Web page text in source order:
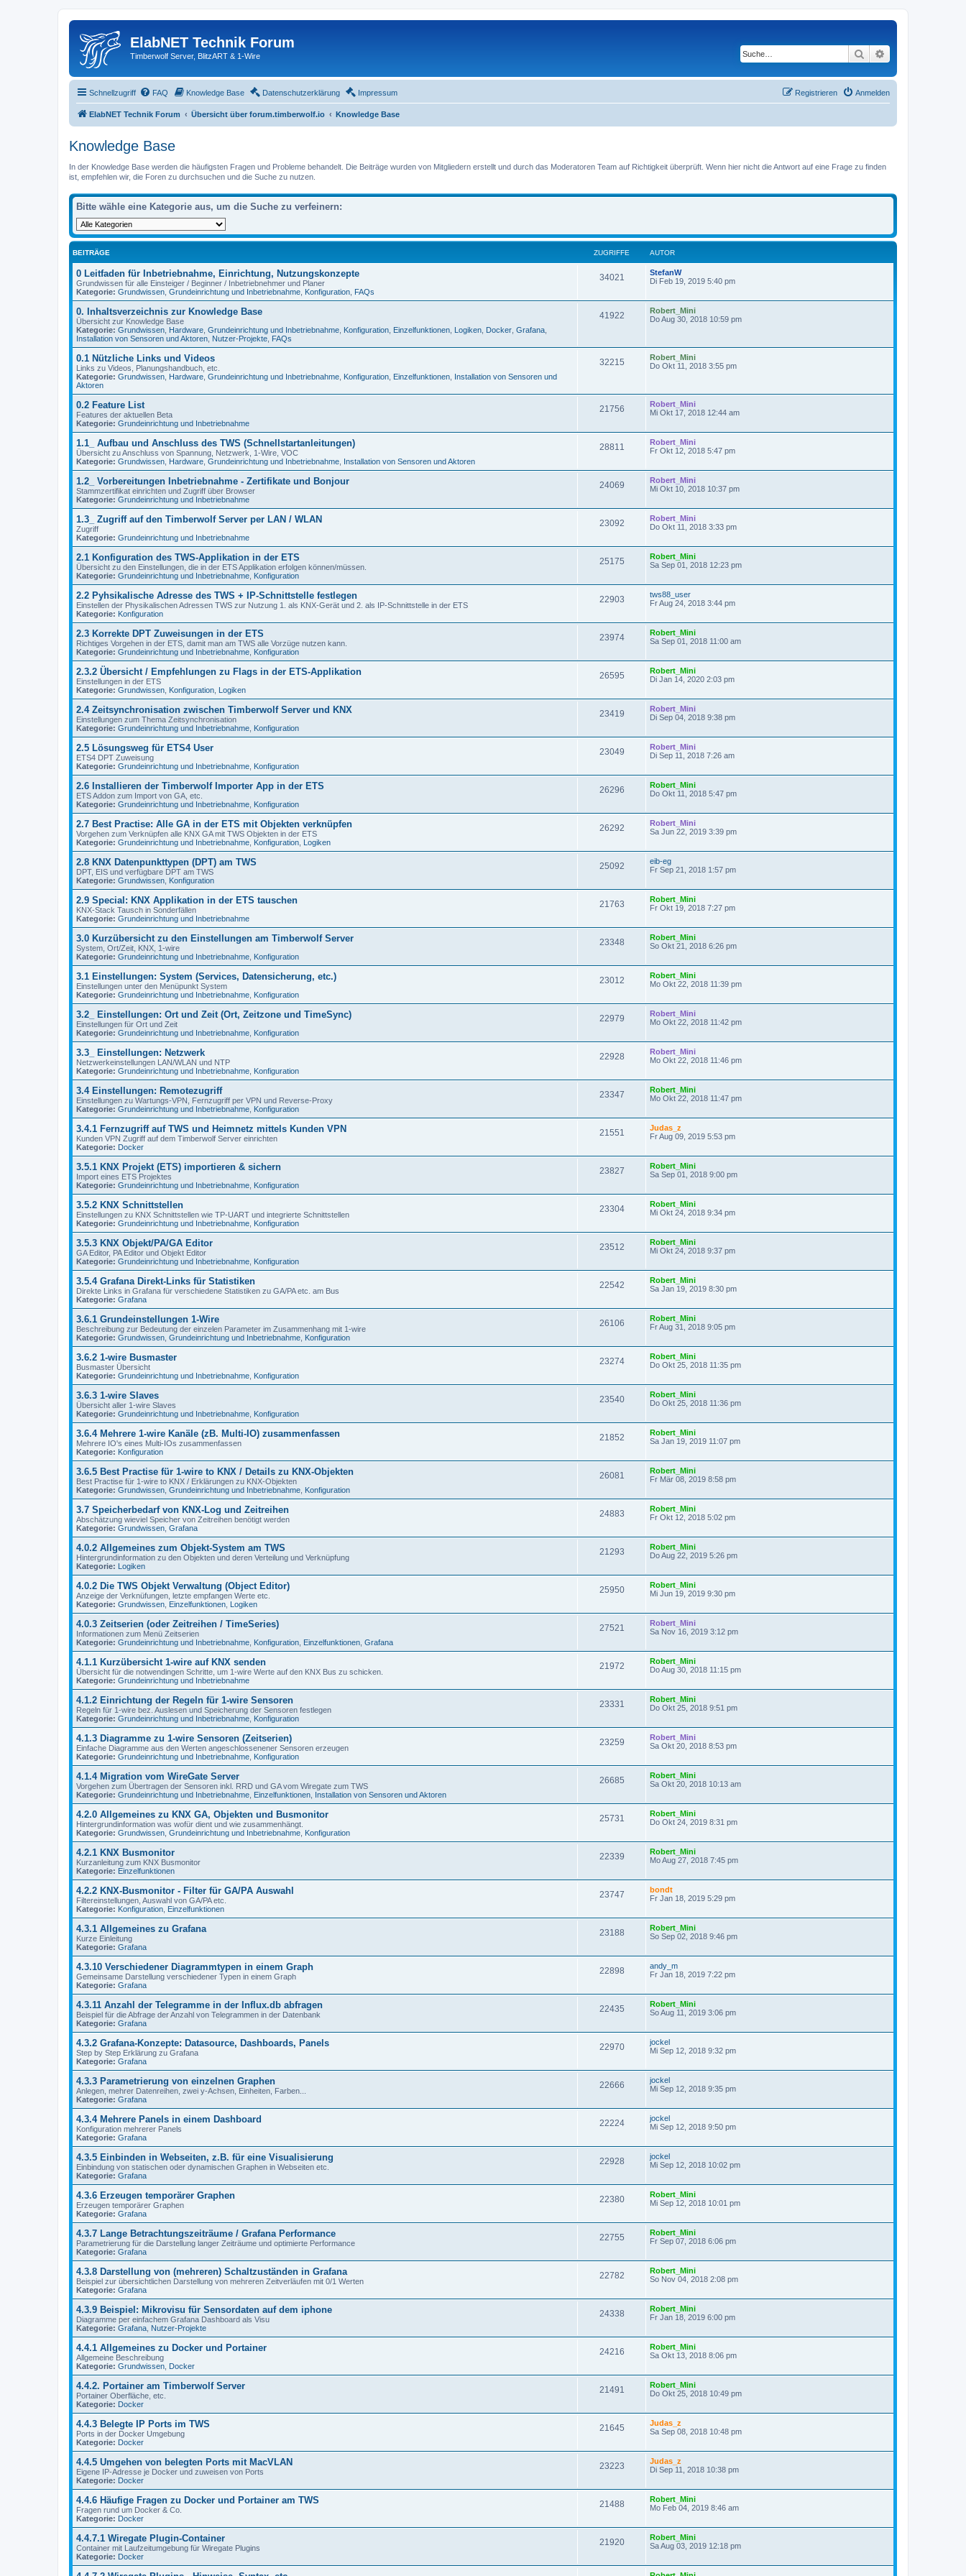
ElabNET Technik Forum
Timberwolf Server, BlitzART & 1-Wire Suche
Schnellzugriff FAQ Knowledge Base Datenschutzerklärung Impressum Anmelden
Registrieren
ElabNET Technik Forum Übersicht über forum.timberwolf.io Knowledge Base
Knowledge Base
In der Knowledge Base werden die häufigsten Fragen und Probleme behandelt. Die Beiträge wurden von Mitgliedern erstellt und durch das Moderatoren Team auf Richtigkeit überprüft. Wenn hier nicht die Antwort auf eine Frage zu finden
ist, empfehlen wir, die Foren zu durchsuchen und die Suche zu nutzen.
Bitte wähle eine Kategorie aus, um die Suche zu verfeinern:
BEITRÄGE ZUGRIFFE AUTOR
0 Leitfaden für Inbetriebnahme, Einrichtung, Nutzungskonzepte
Grundwissen für alle Einsteiger / Beginner / Inbetriebnehmer und Planer
Kategorie: Grundwissen Grundeinrichtung und Inbetriebnahme Konfiguration FAQs
34021
StefanW
Di Feb 19, 2019 5:40 pm
0. Inhaltsverzeichnis zur Knowledge Base
Übersicht zur Knowledge Base
Kategorie: Grundwissen Hardware Grundeinrichtung und Inbetriebnahme Konfiguration Einzelfunktionen Logiken Docker Grafana
Installation von Sensoren und Aktoren Nutzer-Projekte FAQs
41922
Robert_Mini
Do Aug 30, 2018 10:59 pm
0.1 Nützliche Links und Videos
Links zu Videos, Planungshandbuch, etc.
Kategorie: Grundwissen Hardware Grundeinrichtung und Inbetriebnahme Konfiguration Einzelfunktionen Installation von Sensoren und
Aktoren
32215
Robert_Mini
Do Okt 11, 2018 3:55 pm
0.2 Feature List
Features der aktuellen Beta
Kategorie: Grundeinrichtung und Inbetriebnahme
21756
Robert_Mini
Mi Okt 17, 2018 12:44 am
1.1_ Aufbau und Anschluss des TWS (Schnellstartanleitungen)
Übersicht zu Anschluss von Spannung, Netzwerk, 1-Wire, VOC
Kategorie: Grundwissen Hardware Grundeinrichtung und Inbetriebnahme Installation von Sensoren und Aktoren
28811
Robert_Mini
Fr Okt 12, 2018 5:47 pm
1.2_ Vorbereitungen Inbetriebnahme - Zertifikate und Bonjour
Stammzertifikat einrichten und Zugriff über Browser
Kategorie: Grundeinrichtung und Inbetriebnahme
24069
Robert_Mini
Mi Okt 10, 2018 10:37 pm
1.3_ Zugriff auf den Timberwolf Server per LAN / WLAN
Zugriff
Kategorie: Grundeinrichtung und Inbetriebnahme
23092
Robert_Mini
Do Okt 11, 2018 3:33 pm
2.1 Konfiguration des TWS-Applikation in der ETS
Übersicht zu den Einstellungen, die in der ETS Applikation erfolgen können/müssen.
Kategorie: Grundeinrichtung und Inbetriebnahme Konfiguration
25175
Robert_Mini
Sa Sep 01, 2018 12:23 pm
2.2 Pyhsikalische Adresse des TWS + IP-Schnittstelle festlegen
Einstellen der Physikalischen Adressen TWS zur Nutzung 1. als KNX-Gerät und 2. als IP-Schnittstelle in der ETS
Kategorie: Konfiguration
22903
tws88_user
Fr Aug 24, 2018 3:44 pm
2.3 Korrekte DPT Zuweisungen in der ETS
Richtiges Vorgehen in der ETS, damit man am TWS alle Vorzüge nutzen kann.
Kategorie: Grundeinrichtung und Inbetriebnahme Konfiguration
23974
Robert_Mini
Sa Sep 01, 2018 11:00 am
2.3.2 Übersicht / Empfehlungen zu Flags in der ETS-Applikation
Einstellungen in der ETS
Kategorie: Grundwissen Konfiguration Logiken
26595
Robert_Mini
Di Jan 14, 2020 2:03 pm
2.4 Zeitsynchronisation zwischen Timberwolf Server und KNX
Einstellungen zum Thema Zeitsynchronisation
Kategorie: Grundeinrichtung und Inbetriebnahme Konfiguration
23419
Robert_Mini
Di Sep 04, 2018 9:38 pm
2.5 Lösungsweg für ETS4 User
ETS4 DPT Zuweisung
Kategorie: Grundeinrichtung und Inbetriebnahme Konfiguration
23049
Robert_Mini
Di Sep 11, 2018 7:26 am
2.6 Installieren der Timberwolf Importer App in der ETS
ETS Addon zum Import von GA, etc.
Kategorie: Grundeinrichtung und Inbetriebnahme Konfiguration
26296
Robert_Mini
Do Okt 11, 2018 5:47 pm
2.7 Best Practise: Alle GA in der ETS mit Objekten verknüpfen
Vorgehen zum Verknüpfen alle KNX GA mit TWS Objekten in der ETS
Kategorie: Grundeinrichtung und Inbetriebnahme Konfiguration Logiken
26292
Robert_Mini
Sa Jun 22, 2019 3:39 pm
2.8 KNX Datenpunkttypen (DPT) am TWS
DPT, EIS und verfügbare DPT am TWS
Kategorie: Grundwissen Konfiguration
25092
eib-eg
Fr Sep 21, 2018 1:57 pm
2.9 Special: KNX Applikation in der ETS tauschen
KNX-Stack Tausch in Sonderfällen
Kategorie: Grundeinrichtung und Inbetriebnahme
21763
Robert_Mini
Fr Okt 19, 2018 7:27 pm
3.0 Kurzübersicht zu den Einstellungen am Timberwolf Server
System, Ort/Zeit, KNX, 1-wire
Kategorie: Grundeinrichtung und Inbetriebnahme Konfiguration
23348
Robert_Mini
So Okt 21, 2018 6:26 pm
3.1 Einstellungen: System (Services, Datensicherung, etc.)
Einstellungen unter den Menüpunkt System
Kategorie: Grundeinrichtung und Inbetriebnahme Konfiguration
23012
Robert_Mini
Mo Okt 22, 2018 11:39 pm
3.2_ Einstellungen: Ort und Zeit (Ort, Zeitzone und TimeSync)
Einstellungen für Ort und Zeit
Kategorie: Grundeinrichtung und Inbetriebnahme Konfiguration
22979
Robert_Mini
Mo Okt 22, 2018 11:42 pm
3.3_ Einstellungen: Netzwerk
Netzwerkeinstellungen LAN/WLAN und NTP
Kategorie: Grundeinrichtung und Inbetriebnahme Konfiguration
22928
Robert_Mini
Mo Okt 22, 2018 11:46 pm
3.4 Einstellungen: Remotezugriff
Einstellungen zu Wartungs-VPN, Fernzugriff per VPN und Reverse-Proxy
Kategorie: Grundeinrichtung und Inbetriebnahme Konfiguration
23347
Robert_Mini
Mo Okt 22, 2018 11:47 pm
3.4.1 Fernzugriff auf TWS und Heimnetz mittels Kunden VPN
Kunden VPN Zugriff auf dem Timberwolf Server einrichten
Kategorie: Docker
21551
Judas_z
Fr Aug 09, 2019 5:53 pm
3.5.1 KNX Projekt (ETS) importieren & sichern
Import eines ETS Projektes
Kategorie: Grundeinrichtung und Inbetriebnahme Konfiguration
23827
Robert_Mini
Sa Sep 01, 2018 9:00 pm
3.5.2 KNX Schnittstellen
Einstellungen zu KNX Schnittstellen wie TP-UART und integrierte Schnittstellen
Kategorie: Grundeinrichtung und Inbetriebnahme Konfiguration
23304
Robert_Mini
Mi Okt 24, 2018 9:34 pm
3.5.3 KNX Objekt/PA/GA Editor
GA Editor, PA Editor und Objekt Editor
Kategorie: Grundeinrichtung und Inbetriebnahme Konfiguration
23512
Robert_Mini
Mi Okt 24, 2018 9:37 pm
3.5.4 Grafana Direkt-Links für Statistiken
Direkte Links in Grafana für verschiedene Statistiken zu GA/PA etc. am Bus
Kategorie: Grafana
22542
Robert_Mini
Sa Jan 19, 2019 8:30 pm
3.6.1 Grundeinstellungen 1-Wire
Beschreibung zur Bedeutung der einzelen Parameter im Zusammenhang mit 1-wire
Kategorie: Grundwissen Grundeinrichtung und Inbetriebnahme Konfiguration
26106
Robert_Mini
Fr Aug 31, 2018 9:05 pm
3.6.2 1-wire Busmaster
Busmaster Übersicht
Kategorie: Grundeinrichtung und Inbetriebnahme Konfiguration
23274
Robert_Mini
Do Okt 25, 2018 11:35 pm
3.6.3 1-wire Slaves
Übersicht aller 1-wire Slaves
Kategorie: Grundeinrichtung und Inbetriebnahme Konfiguration
23540
Robert_Mini
Do Okt 25, 2018 11:36 pm
3.6.4 Mehrere 1-wire Kanäle (zB. Multi-IO) zusammenfassen
Mehrere IO's eines Multi-IOs zusammenfassen
Kategorie: Konfiguration
21852
Robert_Mini
Sa Jan 19, 2019 11:07 pm
3.6.5 Best Practise für 1-wire to KNX / Details zu KNX-Objekten
Best Practise für 1-wire to KNX / Erklärungen zu KNX-Objekten
Kategorie: Grundwissen Grundeinrichtung und Inbetriebnahme Konfiguration
26081
Robert_Mini
Fr Mär 08, 2019 8:58 pm
3.7 Speicherbedarf von KNX-Log und Zeitreihen
Abschätzung wieviel Speicher von Zeitreihen benötigt werden
Kategorie: Grundwissen Grafana
24883
Robert_Mini
Fr Okt 12, 2018 5:02 pm
4.0.2 Allgemeines zum Objekt-System am TWS
Hintergrundinformation zu den Objekten und deren Verteilung und Verknüpfung
Kategorie: Logiken
21293
Robert_Mini
Do Aug 22, 2019 5:26 pm
4.0.2 Die TWS Objekt Verwaltung (Object Editor)
Anzeige der Verknüfungen, letzte empfangen Werte etc.
Kategorie: Grundwissen Einzelfunktionen Logiken
25950
Robert_Mini
Mi Jun 19, 2019 9:30 pm
4.0.3 Zeitserien (oder Zeitreihen / TimeSeries)
Informationen zum Menü Zeitserien
Kategorie: Grundeinrichtung und Inbetriebnahme Konfiguration Einzelfunktionen Grafana
27521
Robert_Mini
Sa Nov 16, 2019 3:12 pm
4.1.1 Kurzübersicht 1-wire auf KNX senden
Übersicht für die notwendingen Schritte, um 1-wire Werte auf den KNX Bus zu schicken.
Kategorie: Grundeinrichtung und Inbetriebnahme
21972
Robert_Mini
Do Aug 30, 2018 11:15 pm
4.1.2 Einrichtung der Regeln für 1-wire Sensoren
Regeln für 1-wire bez. Auslesen und Speicherung der Sensoren festlegen
Kategorie: Grundeinrichtung und Inbetriebnahme Konfiguration
23331
Robert_Mini
Do Okt 25, 2018 9:51 pm
4.1.3 Diagramme zu 1-wire Sensoren (Zeitserien)
Einfache Diagramme aus den Werten angeschlossenener Sensoren erzeugen
Kategorie: Grundeinrichtung und Inbetriebnahme Konfiguration
23259
Robert_Mini
Sa Okt 20, 2018 8:53 pm
4.1.4 Migration vom WireGate Server
Vorgehen zum Übertragen der Sensoren inkl. RRD und GA vom Wiregate zum TWS
Kategorie: Grundeinrichtung und Inbetriebnahme Einzelfunktionen Installation von Sensoren und Aktoren
26685
Robert_Mini
Sa Okt 20, 2018 10:13 am
4.2.0 Allgemeines zu KNX GA, Objekten und Busmonitor
Hintergrundinformation was wofür dient und wie zusammenhängt.
Kategorie: Grundwissen Grundeinrichtung und Inbetriebnahme Konfiguration
25731
Robert_Mini
Do Okt 24, 2019 8:31 pm
4.2.1 KNX Busmonitor
Kurzanleitung zum KNX Busmonitor
Kategorie: Einzelfunktionen
22339
Robert_Mini
Mo Aug 27, 2018 7:45 pm
4.2.2 KNX-Busmonitor - Filter für GA/PA Auswahl
Filtereinstellungen, Auswahl von GA/PA etc.
Kategorie: Konfiguration Einzelfunktionen
23747
bondt
Fr Jan 18, 2019 5:29 pm
4.3.1 Allgemeines zu Grafana
Kurze Einleitung
Kategorie: Grafana
23188
Robert_Mini
So Sep 02, 2018 9:46 pm
4.3.10 Verschiedener Diagrammtypen in einem Graph
Gemeinsame Darstellung verschiedener Typen in einem Graph
Kategorie: Grafana
22898
andy_m
Fr Jan 18, 2019 7:22 pm
4.3.11 Anzahl der Telegramme in der Influx.db abfragen
Beispiel für die Abfrage der Anzahl von Telegrammen in der Datenbank
Kategorie: Grafana
22435
Robert_Mini
So Aug 11, 2019 3:06 pm
4.3.2 Grafana-Konzepte: Datasource, Dashboards, Panels
Step by Step Erklärung zu Grafana
Kategorie: Grafana
22970
jockel
Mi Sep 12, 2018 9:32 pm
4.3.3 Parametrierung von einzelnen Graphen
Anlegen, mehrer Datenreihen, zwei y-Achsen, Einheiten, Farben...
Kategorie: Grafana
22666
jockel
Mi Sep 12, 2018 9:35 pm
4.3.4 Mehrere Panels in einem Dashboard
Konfiguration mehrerer Panels
Kategorie: Grafana
22224
jockel
Mi Sep 12, 2018 9:50 pm
4.3.5 Einbinden in Webseiten, z.B. für eine Visualisierung
Einbindung von statischen oder dynamischen Graphen in Webseiten etc.
Kategorie: Grafana
22928
jockel
Mi Sep 12, 2018 10:02 pm
4.3.6 Erzeugen temporärer Graphen
Erzeugen temporärer Graphen
Kategorie: Grafana
22380
Robert_Mini
Mi Sep 12, 2018 10:01 pm
4.3.7 Lange Betrachtungszeiträume / Grafana Performance
Parametrierung für die Darstellung langer Zeiträume und optimierte Performance
Kategorie: Grafana
22755
Robert_Mini
Fr Sep 07, 2018 6:06 pm
4.3.8 Darstellung von (mehreren) Schaltzuständen in Grafana
Beispiel zur übersichtlichen Darstellung von mehreren Zeitverläufen mit 0/1 Werten
Kategorie: Grafana
22782
Robert_Mini
So Nov 04, 2018 2:08 pm
4.3.9 Beispiel: Mikrovisu für Sensordaten auf dem iphone
Diagramme per einfachem Grafana Dashboard als Visu
Kategorie: Grafana Nutzer-Projekte
24338
Robert_Mini
Fr Jan 18, 2019 6:00 pm
4.4.1 Allgemeines zu Docker und Portainer
Allgemeine Beschreibung
Kategorie: Grundwissen Docker
24216
Robert_Mini
Sa Okt 13, 2018 8:06 pm
4.4.2. Portainer am Timberwolf Server
Portainer Oberfläche, etc.
Kategorie: Docker
21491
Robert_Mini
Do Okt 25, 2018 10:49 pm
4.4.3 Belegte IP Ports im TWS
Ports in der Docker Umgebung
Kategorie: Docker
21645
Judas_z
Sa Sep 08, 2018 10:48 pm
4.4.5 Umgehen von belegten Ports mit MacVLAN
Eigene IP-Adresse je Docker und zuweisen von Ports
Kategorie: Docker
23223
Judas_z
Di Sep 11, 2018 10:38 pm
4.4.6 Häufige Fragen zu Docker und Portainer am TWS
Fragen rund um Docker & Co.
Kategorie: Docker
21488
Robert_Mini
Mo Feb 04, 2019 8:46 am
4.4.7.1 Wiregate Plugin-Container
Container mit Laufzeitumgebung für Wiregate Plugins
Kategorie: Docker
21920
Robert_Mini
Sa Aug 03, 2019 12:18 pm